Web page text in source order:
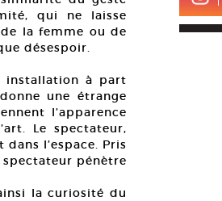
qui ne laisse
la femme ou de
désespoir.
installation à part
une étrange
l’apparence
Le spectateur,
l’espace. Pris
pénètre
la curiosité du